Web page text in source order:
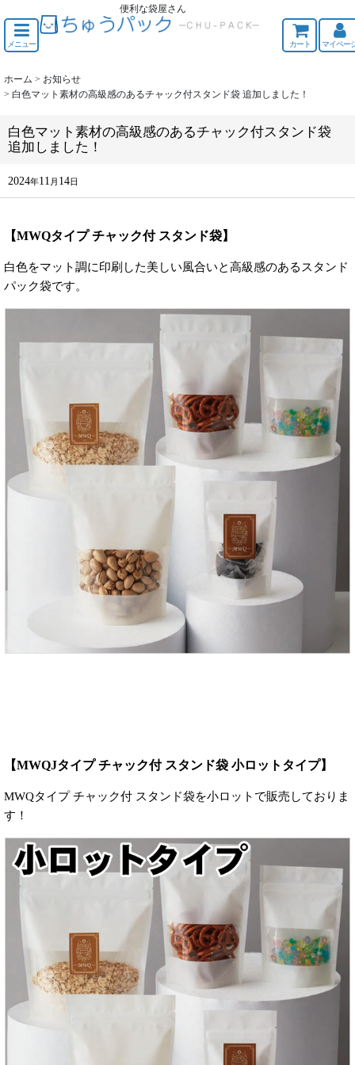
便利な袋屋さん
メニュー カート マイペー
ホーム > お知らせ
> 白色マット素材の高級感のあるチャック付スタンド袋 追加しました！
白色マット素材の高級感のあるチャック付スタンド袋
追加しました！
2024年11 月 14日
【MWQタイプ チャック付 スタンド袋】
白色をマット調に印刷した美しい風合いと高級感のあるスタンド
パック袋です。
【MWQJタイプ チャック付 スタンド袋 小ロットタイプ】
MWQタイプ チャック付 スタンド袋を小ロットで販売しておりま
す！